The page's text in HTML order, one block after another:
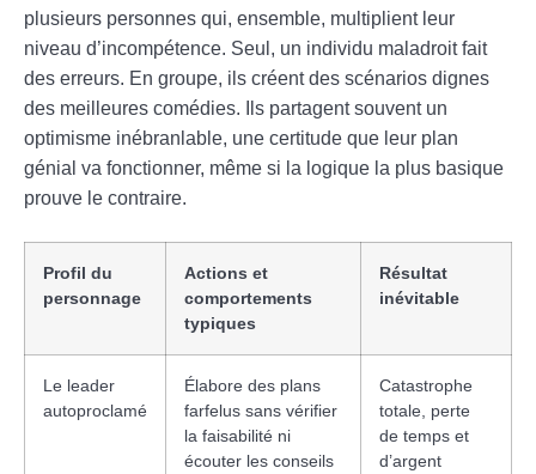
plusieurs personnes qui, ensemble, multiplient leur
niveau d’incompétence. Seul, un individu maladroit fait
des erreurs. En groupe, ils créent des scénarios dignes
des meilleures comédies. Ils partagent souvent un
optimisme inébranlable, une certitude que leur plan
génial va fonctionner, même si la logique la plus basique
prouve le contraire.
Profil du
personnage
Actions et
comportements
typiques
Résultat
inévitable
Le leader
autoproclamé
Élabore des plans
farfelus sans vérifier
la faisabilité ni
écouter les conseils
Catastrophe
totale, perte
de temps et
d’argent